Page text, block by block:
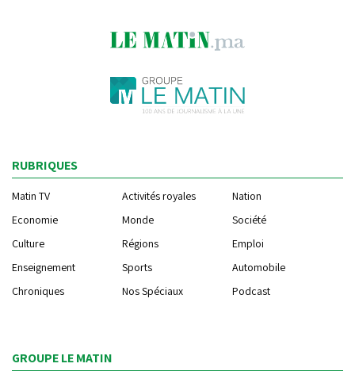
RUBRIQUES
Matin TV Activités royales
Nation
Economie
Monde
Société
Culture
Régions
Emploi
Enseignement
Sports
Automobile
Chroniques
Nos Spéciaux Podcast
GROUPE LE MATIN